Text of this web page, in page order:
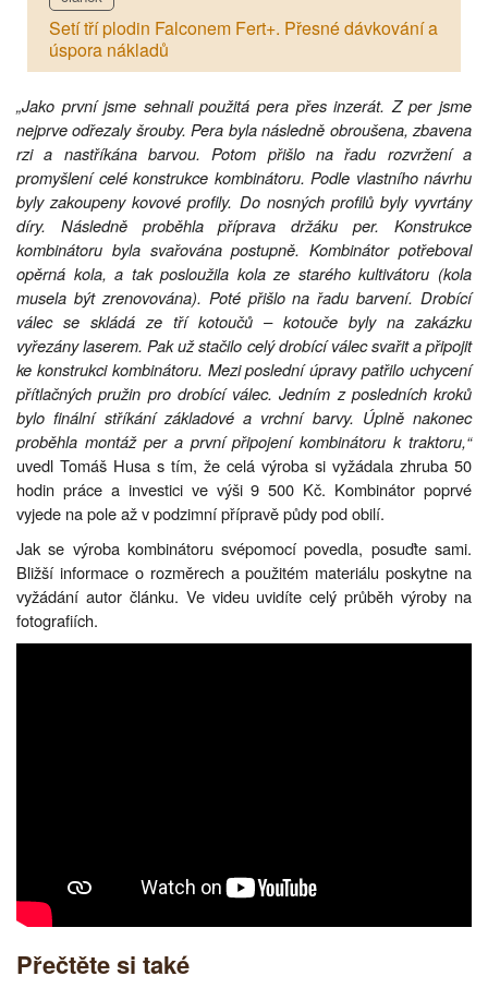
Setí tří plodin Falconem Fert+. Přesné dávkování a
úspora nákladů
„Jako první jsme sehnali použitá pera přes inzerát. Z per jsme
nejprve odřezaly šrouby. Pera byla následně obroušena, zbavena
rzi a nastříkána barvou. Potom přišlo na řadu rozvržení a
promyšlení celé konstrukce kombinátoru. Podle vlastního návrhu
byly zakoupeny kovové profily. Do nosných profilů byly vyvrtány
díry. Následně proběhla příprava držáku per. Konstrukce
kombinátoru byla svařována postupně. Kombinátor potřeboval
opěrná kola, a tak posloužila kola ze starého kultivátoru (kola
musela být zrenovována). Poté přišlo na řadu barvení. Drobící
válec se skládá ze tří kotoučů – kotouče byly na zakázku
vyřezány laserem. Pak už stačilo celý drobící válec svařit a připojit
ke konstrukci kombinátoru. Mezi poslední úpravy patřilo uchycení
přítlačných pružin pro drobící válec. Jedním z posledních kroků
bylo finální stříkání základové a vrchní barvy. Úplně nakonec
proběhla montáž per a první připojení kombinátoru k traktoru,“
uvedl Tomáš Husa s tím, že celá výroba si vyžádala zhruba 50
hodin práce a investici ve výši 9 500 Kč. Kombinátor poprvé
vyjede na pole až v podzimní přípravě půdy pod obilí.
Jak se výroba kombinátoru svépomocí povedla, posuďte sami.
Bližší informace o rozměrech a použitém materiálu poskytne na
vyžádání autor článku. Ve videu uvidíte celý průběh výroby na
fotografiích.
Přečtěte si také